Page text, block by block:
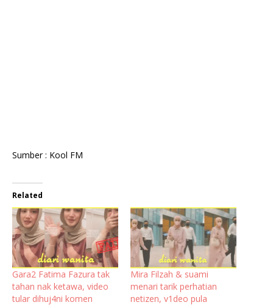
Sumber : Kool FM
Related
Gara2 Fatima Fazura tak
tahan nak ketawa, video
tular dihuj4ni komen
Mira Filzah & suami
menari tarik perhatian
netizen, v1deo pula